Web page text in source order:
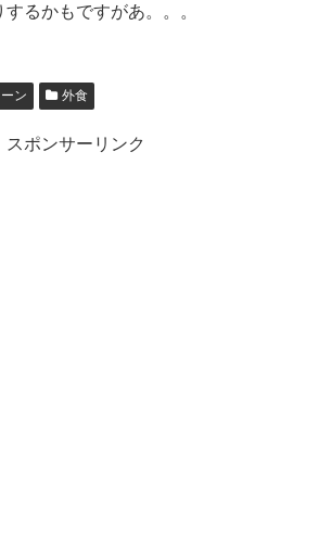
るかもですがあ。。。
ン 外食
スポンサーリンク